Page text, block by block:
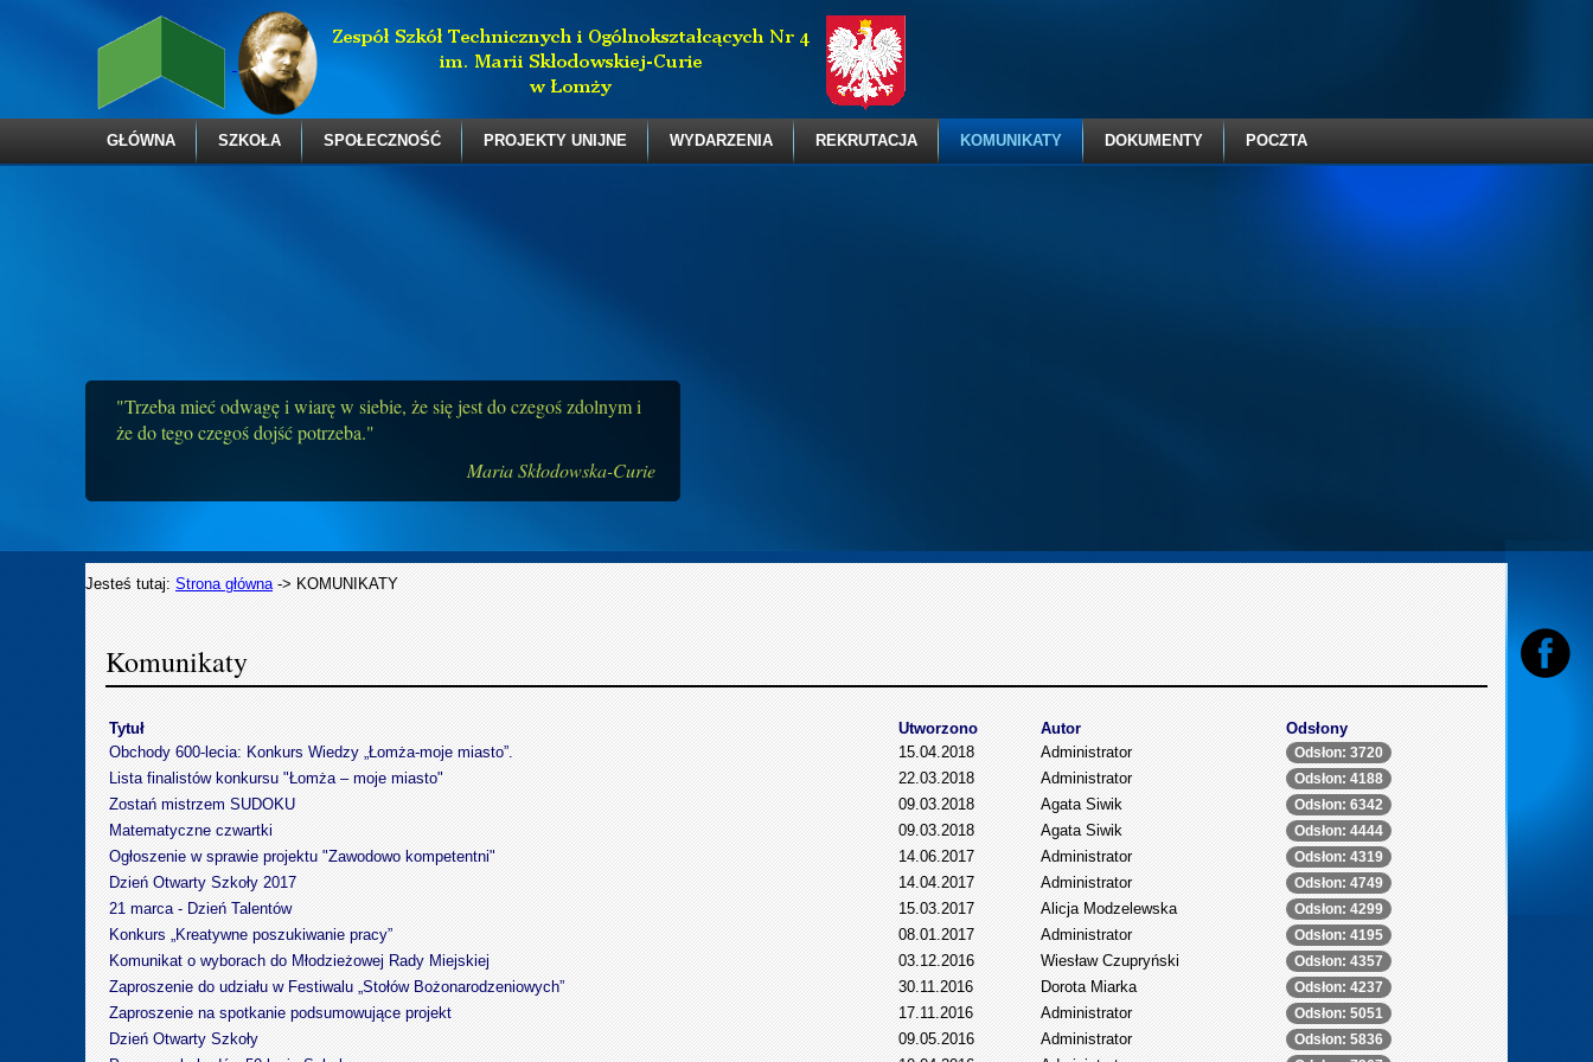
"Trzeba mieć odwagę i wiarę w siebie, że się jest do czegoś zdolnym i
że do tego czegoś dojść potrzeba."
Maria Skłodowska-Curie
GŁÓWNA SZKOŁA SPOŁECZNOŚĆ PROJEKTY UNIJNE WYDARZENIA REKRUTACJA KOMUNIKATY DOKUMENTY POCZTA
Jesteś tutaj: Strona główna-> KOMUNIKATY
Komunikaty
Tytuł Utworzono Autor
Odsłony
Obchody 600-lecia: Konkurs Wiedzy „Łomża-moje miasto”.
15.04.2018 Administrator Odsłon: 3720
Lista finalistów konkursu "Łomża – moje miasto" 22.03.2018 Administrator Odsłon: 4188
Zostań mistrzem SUDOKU 09.03.2018 Agata Siwik Odsłon: 6342
Matematyczne czwartki 09.03.2018 Agata Siwik Odsłon: 4444
Ogłoszenie w sprawie projektu "Zawodowo kompetentni" 14.06.2017 Administrator Odsłon: 4319
Dzień Otwarty Szkoły 2017 14.04.2017 Administrator Odsłon: 4749
21 marca - Dzień Talentów 15.03.2017 Alicja Modzelewska Odsłon: 4299
Konkurs „Kreatywne poszukiwanie pracy” 08.01.2017 Administrator Odsłon: 4195
Komunikat o wyborach do Młodzieżowej Rady Miejskiej 03.12.2016 Wiesław Czupryński Odsłon: 4357
Zaproszenie do udziału w Festiwalu „Stołów Bożonarodzeniowych” 30.11.2016 Dorota Miarka Odsłon: 4237
Zaproszenie na spotkanie podsumowujące projekt 17.11.2016 Administrator Odsłon: 5051
Dzień Otwarty Szkoły 09.05.2016 Administrator Odsłon: 5836